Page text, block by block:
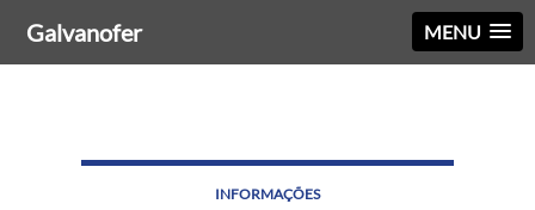
Galvanofer MENU
INFORMAÇÕES